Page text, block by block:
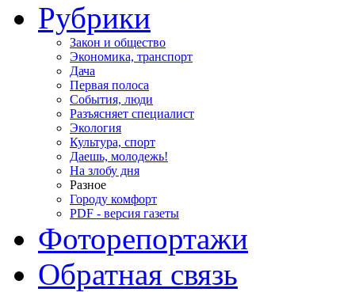
Рубрики
Закон и общество
Экономика, транспорт
Дача
Первая полоса
События, люди
Разъясняет специалист
Экология
Культура, спорт
Даешь, молодежь!
На злобу дня
Разное
Городу комфорт
PDF - версия газеты
Фоторепортажи
Обратная связь